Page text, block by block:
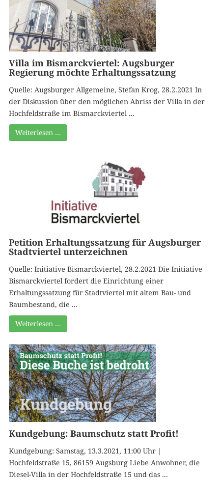
Villa im Bismarckviertel: Augsburger
Regierung möchte Erhaltungssatzung
Quelle: Augsburger Allgemeine, Stefan Krog, 28.2.2021 In
der Diskussion über den möglichen Abriss der Villa in der
Hochfeldstraße im Bismarckviertel ...
Weiterlesen …
Petition Erhaltungssatzung für Augsburger
Stadtviertel unterzeichnen
Quelle: Initiative Bismarckviertel, 28.2.2021 Die Initiative
Bismarckviertel fordert die Einrichtung einer
Erhaltungssatzung für Stadtviertel mit altem Bau- und
Baumbestand, die ...
Weiterlesen …
Kundgebung: Baumschutz statt Profit!
Kundgebung: Samstag, 13.3.2021, 11:00 Uhr |
Hochfeldstraße 15, 86159 Augsburg Liebe Anwohner, die
Diesel-Villa in der Hochfeldstraße 15 und das ...